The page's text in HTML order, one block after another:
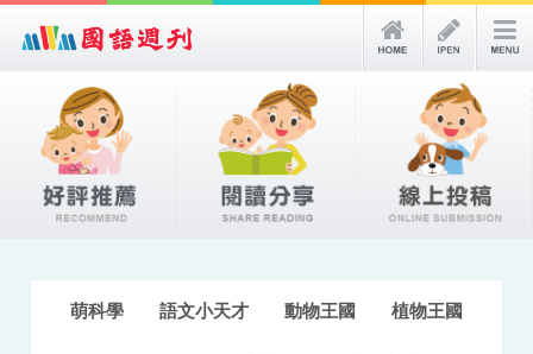
萌科學 語文小天才 動物王國 植物王國